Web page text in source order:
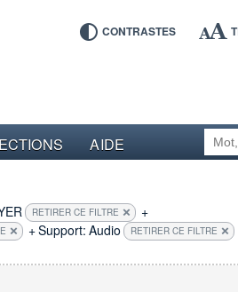
CONTRASTES
AIDE
RETIRER CE FILTRE
+
+Support: Audio RETIRER CE FILTRE